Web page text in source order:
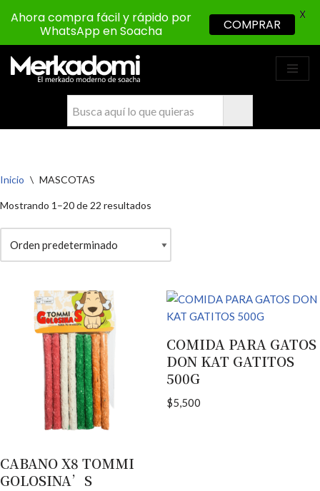
Saltar
Inicio \ MASCOTAS
Mostrando 1–20 de 22 resultados
CABANO X8 TOMMI
GOLOSINA’S
COMIDA PARA GATOS
DON KAT GATITOS
500G
$5,500
Ahora compra fácil y rápido por
WhatsApp en Soacha
COMPRAR
X